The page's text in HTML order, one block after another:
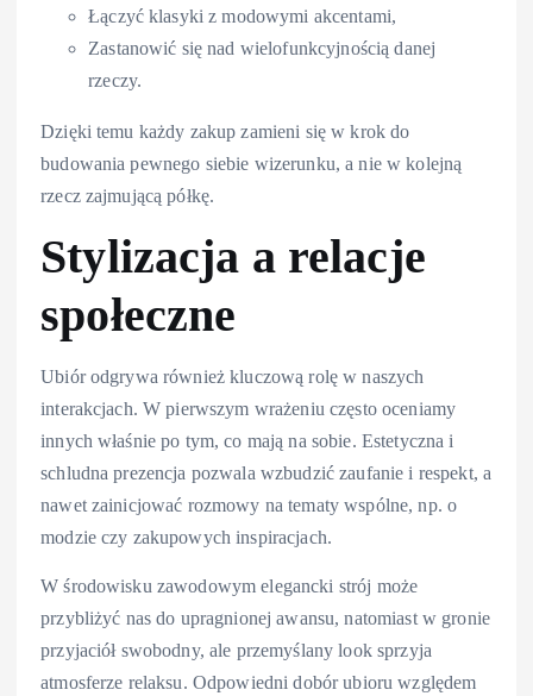
Łączyć klasyki z modowymi akcentami,
Zastanowić się nad wielofunkcyjnością danej
rzeczy.
Dzięki temu każdy zakup zamieni się w krok do
budowania pewnego siebie wizerunku, a nie w kolejną
rzecz zajmującą półkę.
Stylizacja a relacje
społeczne
Ubiór odgrywa również kluczową rolę w naszych
interakcjach. W pierwszym wrażeniu często oceniamy
innych właśnie po tym, co mają na sobie. Estetyczna i
schludna prezencja pozwala wzbudzić zaufanie i respekt, a
nawet zainicjować rozmowy na tematy wspólne, np. o
modzie czy zakupowych inspiracjach.
W środowisku zawodowym elegancki strój może
przybliżyć nas do upragnionej awansu, natomiast w gronie
przyjaciół swobodny, ale przemyślany look sprzyja
atmosferze relaksu. Odpowiedni dobór ubioru względem